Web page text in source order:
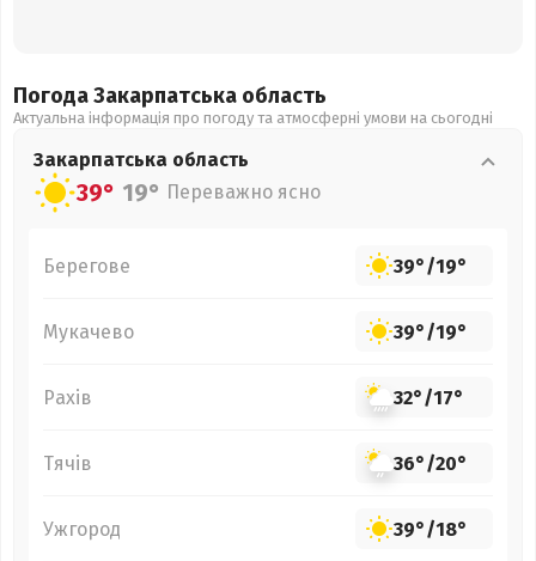
Погода Закарпатська область
Актуальна інформація про погоду та атмосферні умови на сьогодні
Закарпатська область
39° 19° Переважно ясно
Берегове 39°/19°
Мукачево 39°/19°
Рахів 32°/17°
Тячів 36°/20°
Ужгород 39°/18°